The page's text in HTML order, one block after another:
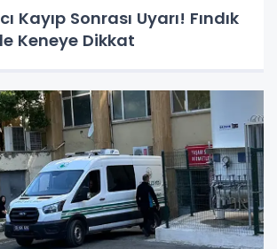
Kayıp Sonrası Uyarı! Fındık
Keneye Dikkat